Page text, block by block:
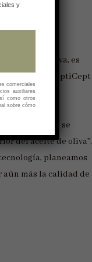
aceite de oliva, es
de OptiCept
lo que se
del aceite de oliva”,
planeamos
más la calidad de
y
comerciales
auxiliares
como otros
sobre cómo